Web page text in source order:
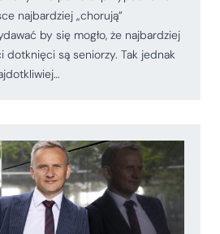
najbardziej „chorują”
by się mogło, że najbardziej
dotknięci są seniorzy. Tak jednak